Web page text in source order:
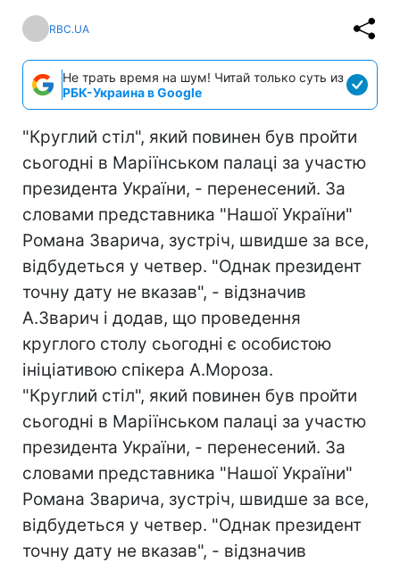
RBC.UA
Не трать время на шум! Читай только суть из
РБК-Украина в Google
"Круглий стіл", який повинен був пройти
сьогодні в Маріїнськом палаці за участю
президента України, - перенесений. За
словами представника "Нашої України"
Романа Зварича, зустріч, швидше за все,
відбудеться у четвер. "Однак президент
точну дату не вказав", - відзначив
А.Зварич і додав, що проведення
круглого столу сьогодні є особистою
ініціативою спікера А.Мороза.
"Круглий стіл", який повинен був пройти
сьогодні в Маріїнськом палаці за участю
президента України, - перенесений. За
словами представника "Нашої України"
Романа Зварича, зустріч, швидше за все,
відбудеться у четвер. "Однак президент
точну дату не вказав", - відзначив